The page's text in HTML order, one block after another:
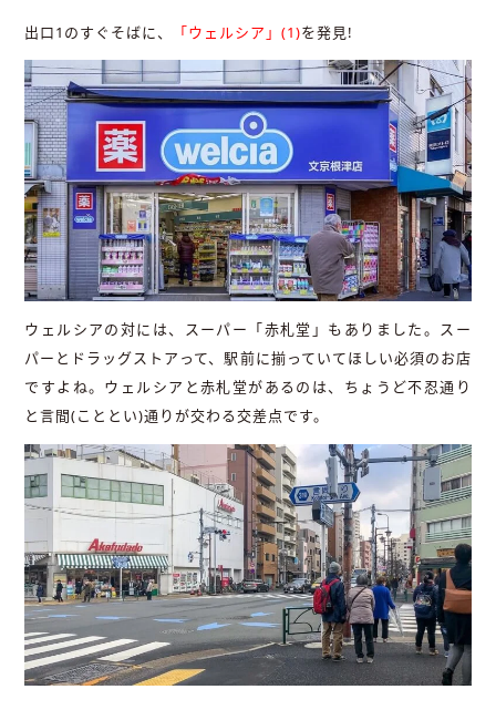
出口1のすぐそばに、 「ウェルシア」(1)を発見!
ウェルシアの対には、スーパー「赤札堂」もありました。スー
パーとドラッグストアって、駅前に揃っていてほしい必須のお店
ですよね。ウェルシアと赤札堂があるのは、ちょうど不忍通り
と言間(こととい)通りが交わる交差点です。